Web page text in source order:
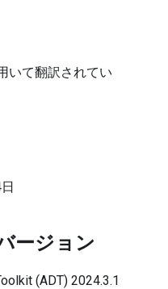
いて翻訳されてい
ージョン
(ADT) 2024.3.1